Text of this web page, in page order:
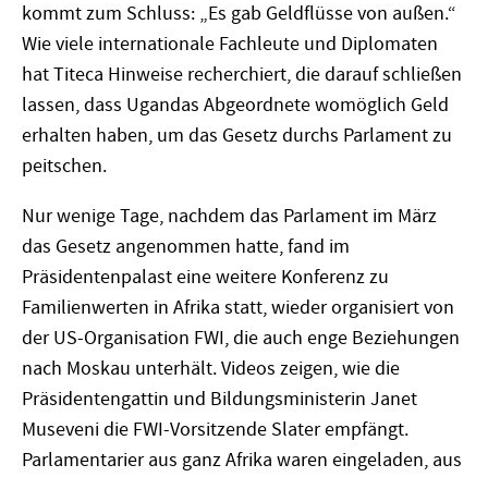
kommt zum Schluss: „Es gab Geldflüsse von außen.“
Wie viele internationale Fachleute und Diplomaten
hat Titeca Hinweise recherchiert, die darauf schließen
lassen, dass Ugandas Abgeordnete womöglich Geld
erhalten haben, um das Gesetz durchs Parlament zu
peitschen.
Nur wenige Tage, nachdem das Parlament im März
das Gesetz angenommen hatte, fand im
Präsidentenpalast eine weitere Konferenz zu
Familienwerten in Afrika statt, wieder organisiert von
der US-Organisation FWI, die auch enge Beziehungen
nach Moskau unterhält. Videos zeigen, wie die
Präsidentengattin und Bildungsministerin Janet
Museveni die FWI-Vorsitzende Slater empfängt.
Parlamentarier aus ganz Afrika waren eingeladen, aus